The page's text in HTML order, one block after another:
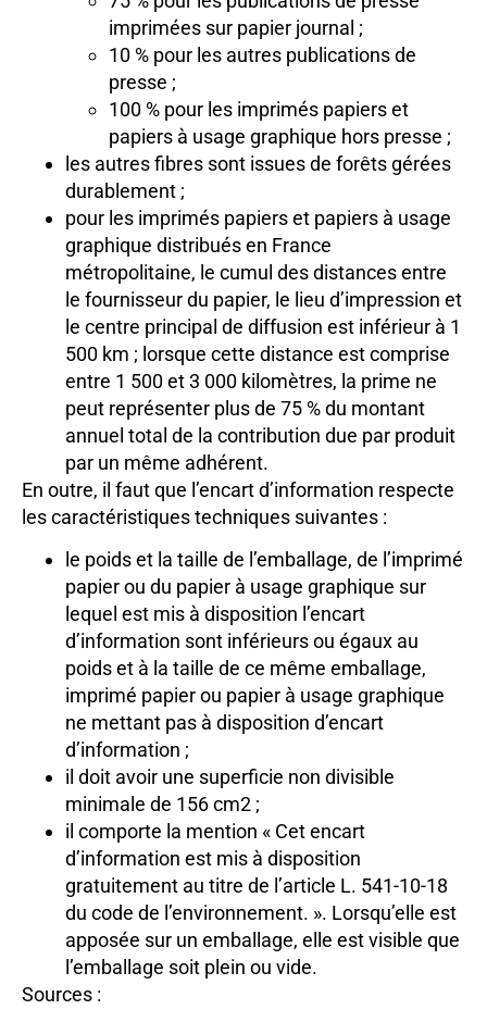
imprimées sur papier journal ;
10 % pour les autres publications de
presse ;
100 % pour les imprimés papiers et
papiers à usage graphique hors presse ;
les autres fibres sont issues de forêts gérées
durablement ;
pour les imprimés papiers et papiers à usage
graphique distribués en France
métropolitaine, le cumul des distances entre
le fournisseur du papier, le lieu d’impression et
le centre principal de diffusion est inférieur à 1
500 km ; lorsque cette distance est comprise
entre 1 500 et 3 000 kilomètres, la prime ne
peut représenter plus de 75 % du montant
annuel total de la contribution due par produit
par un même adhérent.
En outre, il faut que l’encart d’information respecte
les caractéristiques techniques suivantes :
le poids et la taille de l’emballage, de l’imprimé
papier ou du papier à usage graphique sur
lequel est mis à disposition l’encart
d’information sont inférieurs ou égaux au
poids et à la taille de ce même emballage,
imprimé papier ou papier à usage graphique
ne mettant pas à disposition d’encart
d’information ;
il doit avoir une superficie non divisible
minimale de 156 cm2 ;
il comporte la mention « Cet encart
d’information est mis à disposition
gratuitement au titre de l’article L. 541-10-18
du code de l’environnement. ». Lorsqu’elle est
apposée sur un emballage, elle est visible que
l’emballage soit plein ou vide.
Sources :